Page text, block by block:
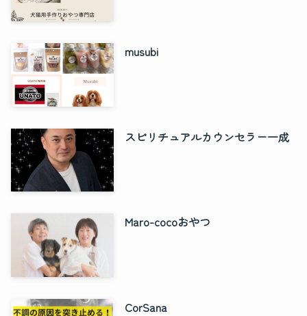
musubi
スピリチュアルカウンセラー一成
Maro-cocoおやつ
CorSana